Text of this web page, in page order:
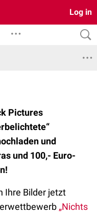
Log in
Pictures
und
und 100,- Euro-
Ihre Bilder jetzt
„Nichts